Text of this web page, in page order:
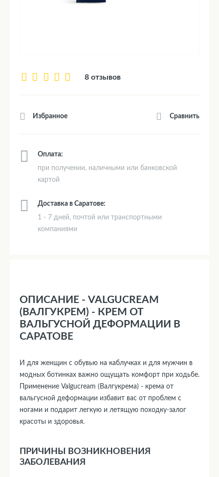
8 отзывов
Избранное Сравнить
Оплата:
при получении, наличными или банковской
картой
Доставка в Саратове:
1 - 7 дней, почтой или транспортными
компаниями
ОПИСАНИЕ - VALGUCREAM
(ВАЛГУКРЕМ) - КРЕМ ОТ
ВАЛЬГУСНОЙ ДЕФОРМАЦИИ В
САРАТОВЕ
И для женщин с обувью на каблучках и для мужчин в
модных ботинках важно ощущать комфорт при ходьбе.
Применение Valgucream (Валгукрема) - крема от
вальгусной деформации избавит вас от проблем с
ногами и подарит легкую и летящую походку-залог
красоты и здоровья.
ПРИЧИНЫ ВОЗНИКНОВЕНИЯ
ЗАБОЛЕВАНИЯ